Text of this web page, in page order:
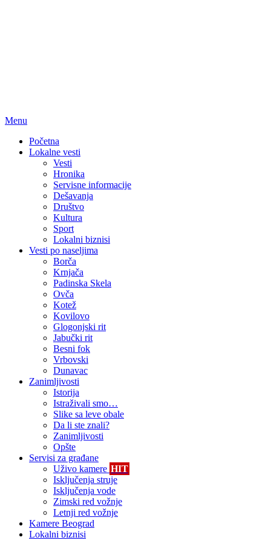
Menu
Početna
Lokalne vesti
Vesti
Hronika
Servisne informacije
Dešavanja
Društvo
Kultura
Sport
Lokalni biznisi
Vesti po naseljima
Borča
Krnjača
Padinska Skela
Ovča
Kotež
Kovilovo
Glogonjski rit
Jabučki rit
Besni fok
Vrbovski
Dunavac
Zanimljivosti
Istorija
Istraživali smo…
Slike sa leve obale
Da li ste znali?
Zanimljivosti
Opšte
Servisi za građane
Uživo kamere HIT
Isključenja struje
Isključenja vode
Zimski red vožnje
Letnji red vožnje
Kamere Beograd
Lokalni biznisi